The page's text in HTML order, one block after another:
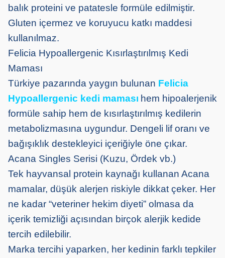
balık proteini ve patatesle formüle edilmiştir.
Gluten içermez ve koruyucu katkı maddesi
kullanılmaz.
Felicia Hypoallergenic Kısırlaştırılmış Kedi
Maması
Türkiye pazarında yaygın bulunan Felicia
Hypoallergenic kedi maması hem hipoalerjenik
formüle sahip hem de kısırlaştırılmış kedilerin
metabolizmasına uygundur. Dengeli lif oranı ve
bağışıklık destekleyici içeriğiyle öne çıkar.
Acana Singles Serisi (Kuzu, Ördek vb.)
Tek hayvansal protein kaynağı kullanan Acana
mamalar, düşük alerjen riskiyle dikkat çeker. Her
ne kadar “veteriner hekim diyeti” olmasa da
içerik temizliği açısından birçok alerjik kedide
tercih edilebilir.
Marka tercihi yaparken, her kedinin farklı tepkiler